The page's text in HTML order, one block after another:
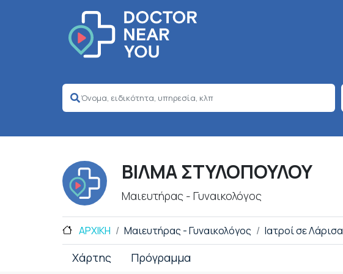
ΒΙΛΜΑ ΣΤΥΛΟΠΟΥΛΟΥ
Μαιευτήρας - Γυναικολόγος
ΑΡΧΙΚΗ Μαιευτήρας - Γυναικολόγος Ιατροί σε Λάρισα
Χάρτης Πρόγραμμα